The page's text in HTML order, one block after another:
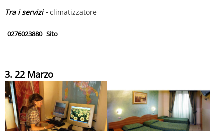
Tra i servizi -climatizzatore
0276023880 Sito
3. 22 Marzo